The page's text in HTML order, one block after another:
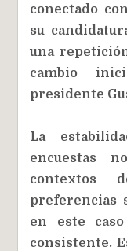
conectado
su
una
cambio
presidente
La
encuestas
contextos
preferencias
en este
consistente.